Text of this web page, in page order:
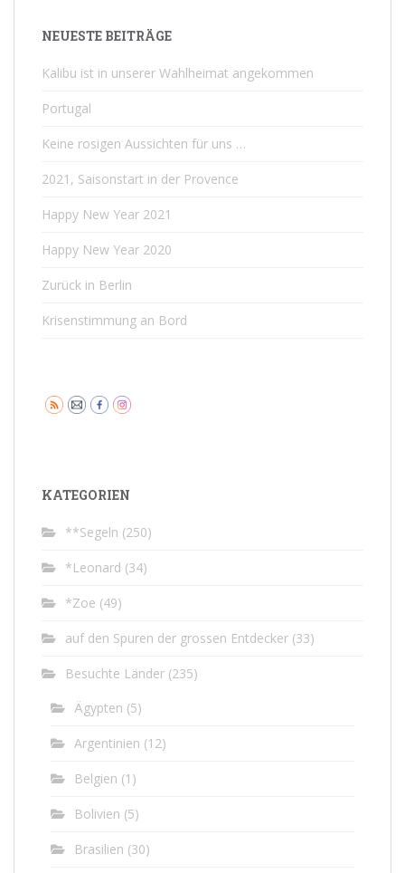
NEUESTE BEITRÄGE
Kalibu ist in unserer Wahlheimat angekommen
Portugal
Keine rosigen Aussichten für uns …
2021, Saisonstart in der Provence
Happy New Year 2021
Happy New Year 2020
Zurück in Berlin
Krisenstimmung an Bord
KATEGORIEN
**Segeln (250)
*Leonard (34)
*Zoe (49)
auf den Spuren der grossen Entdecker (33)
Besuchte Länder (235)
Ägypten (5)
Argentinien (12)
Belgien (1)
Bolivien (5)
Brasilien (30)